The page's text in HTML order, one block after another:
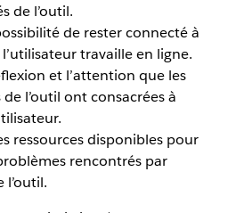
de l’outil.
de rester connecté à
travaille en ligne.
et l’attention que les
l’outil ont consacrées à
ressources disponibles pour
rencontrés par
l’outil.